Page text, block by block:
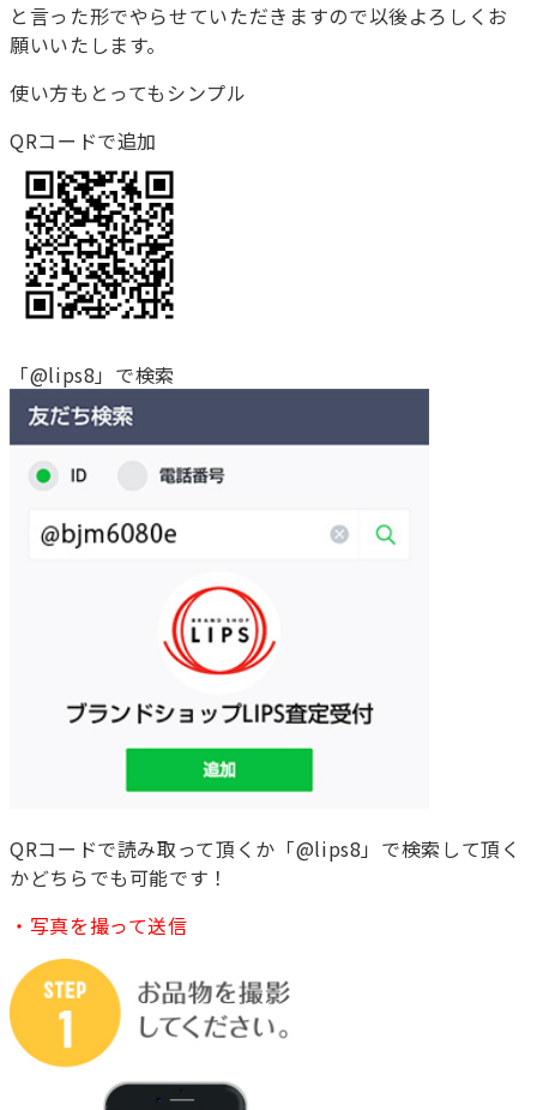
と言った形でやらせていただきますので以後よろしくお
願いいたします。
使い方もとってもシンプル
QRコードで追加
「@lips8」で検索
QRコードで読み取って頂くか「@lips8」で検索して頂く
かどちらでも可能です！
・写真を撮って送信